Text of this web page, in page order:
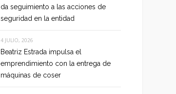
da seguimiento a las acciones de
seguridad en la entidad
4 JULIO, 2026
Beatriz Estrada impulsa el
emprendimiento con la entrega de
máquinas de coser